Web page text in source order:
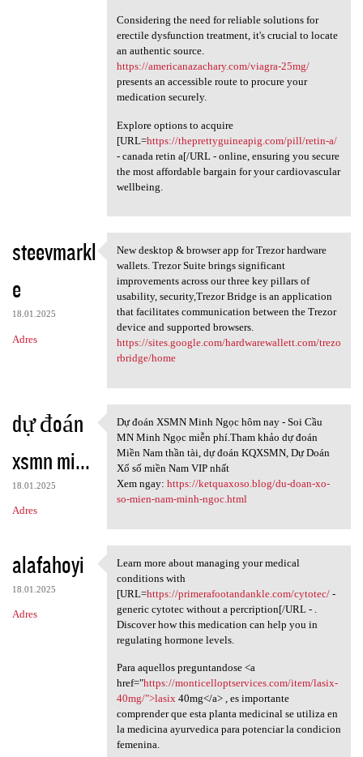
Considering the need for reliable solutions for
erectile dysfunction treatment, it's crucial to locate
an authentic source.
https://americanazachary.com/viagra-25mg/
presents an accessible route to procure your
medication securely.
Explore options to acquire
[URL=https://theprettyguineapig.com/pill/retin-a/
- canada retin a[/URL - online, ensuring you secure
the most affordable bargain for your cardiovascular
wellbeing.
steevmarkl
e
18.01.2025
Adres
New desktop & browser app for
New desktop & browser app for Trezor hardware
wallets. Trezor Suite brings significant
improvements across our three key pillars of
usability, security,Trezor Bridge is an application
that facilitates communication between the Trezor
device and supported browsers.
https://sites.google.com/hardwarewallett.com/trezo
rbridge/home
dự đoán
xsmn mi...
18.01.2025
Adres
Dự đoán XSMN Minh Ngọc hôm
Dự đoán XSMN Minh Ngọc hôm nay - Soi Cầu
MN Minh Ngọc miễn phí.Tham khảo dự đoán
Miền Nam thần tài, dự đoán KQXSMN, Dự Doán
Xổ số miền Nam VIP nhất
Xem ngay: https://ketquaxoso.blog/du-doan-xo-
so-mien-nam-minh-ngoc.html
alafahoyi
18.01.2025
Adres
Learn more about managing
Learn more about managing your medical
conditions with
[URL=https://primerafootandankle.com/cytotec/-
generic cytotec without a percription[/URL - .
Discover how this medication can help you in
regulating hormone levels.
Para aquellos preguntandose <a
href="https://monticelloptservices.com/item/lasix-
40mg/">lasix40mg</a> , es importante
comprender que esta planta medicinal se utiliza en
la medicina ayurvedica para potenciar la condicion
femenina.